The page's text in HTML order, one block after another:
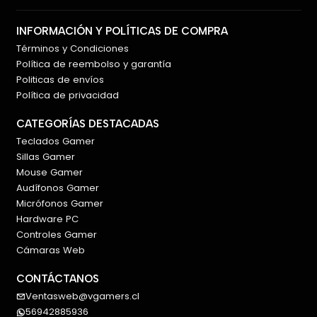
el resto de los componentes internos del PC.
El Cooler Master MasterBox 520 Mesh es compatible
con placas madre:
Mini-ITX.
Micro-ATX.
ATX.
SSI CEB.
E-ATX de hasta 12 × 10,7 pulgadas.
La instalación de determinadas placas E-ATX puede
reducir parcialmente el espacio disponible para la
gestión de cables.
🎮Espacio para tarjetas gráficas de hasta 410
mm
INFORMACIÓN Y POLÍTICAS DE COMPRA
Términos y Condiciones
Política de reembolso y garantía
Politicas de envíos
Política de privacidad
CATEGORÍAS DESTACADAS
Teclados Gamer
Sillas Gamer
Mouse Gamer
Audífonos Gamer
Micrófonos Gamer
Hardware PC
Controles Gamer
Cámaras Web
CONTÁCTANOS
Ventasweb@vgamers.cl
56942885936